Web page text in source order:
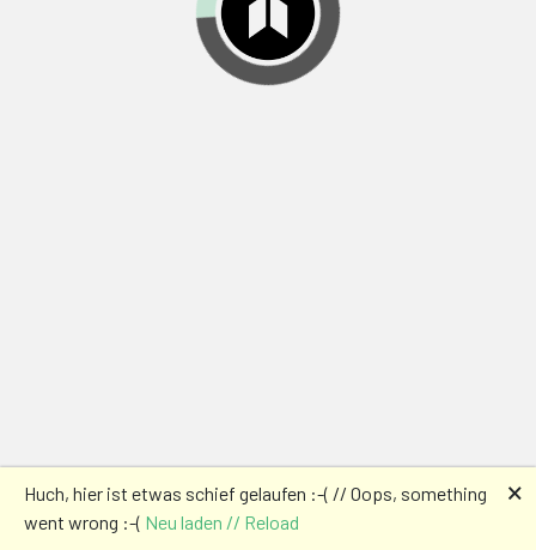
Huch, hier ist etwas schief gelaufen :-( // Oops, something
went wrong :-( Neu laden // Reload
🗙